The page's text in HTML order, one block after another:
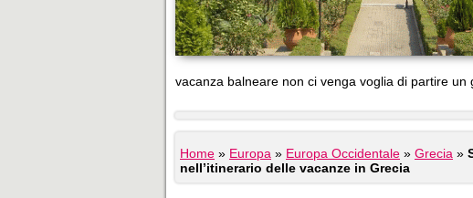
vacanza balneare non ci venga voglia di partire
Home » Europa » Europa Occidentale » Grecia »
nell’itinerario delle vacanze in Grecia